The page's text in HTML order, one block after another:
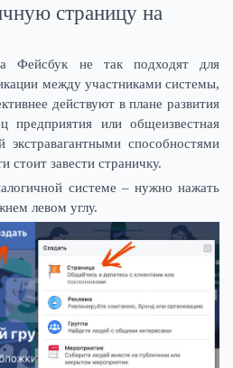
страницу на
Фейсбук не так подходят для
между участниками системы,
действуют в плане развития
предприятия или общеизвестная
способностями
стоит завести страничку.
системе – нужно нажать
левом углу.